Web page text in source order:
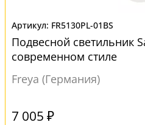
FR5130PL-01BS
Подвесной светильник
современном стиле
Freya (Германия)
7 005 ₽